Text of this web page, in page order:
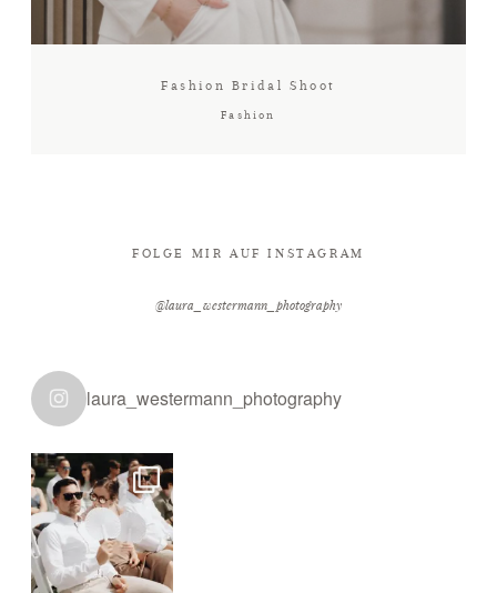
Fashion Bridal Shoot
Fashion
FOLGE MIR AUF INSTAGRAM
@laura_westermann_photography
laura_westermann_photography